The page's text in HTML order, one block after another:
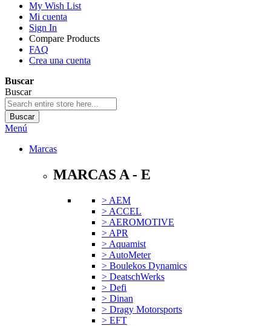
My Wish List
Mi cuenta
Sign In
Compare Products
FAQ
Crea una cuenta
Buscar
Buscar
Buscar
Menú
Marcas
MARCAS A - E
> AEM
> ACCEL
> AEROMOTIVE
> APR
> Aquamist
> AutoMeter
> Boulekos Dynamics
> DeatschWerks
> Defi
> Dinan
> Dragy Motorsports
> EFT